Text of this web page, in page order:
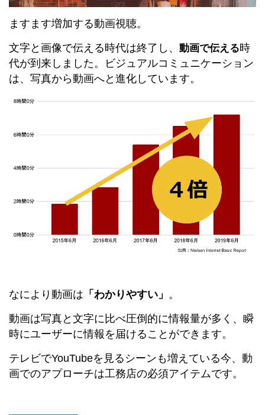
ますます増加する動画視聴。
文字と画像で伝える時代は終了し、 動画で伝える時
代が到来しました。ビジュアルコミュニケーション
は、写真から動画へと進化しています。
なにより動画は 「わかりやすい」 。
動画は写真と文字に比べ圧倒的に情報量が多く、瞬
時にユーザーに情報を届けることができます。
テレビでYouTubeを見るシーンも増えている今、動
画でのアプローチは工務店の必須アイテムです。